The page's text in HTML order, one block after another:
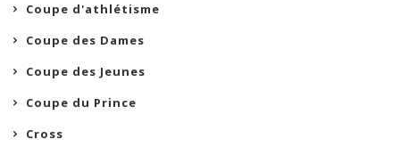
Coupe d'athlétisme
Coupe des Dames
Coupe des Jeunes
Coupe du Prince
Cross